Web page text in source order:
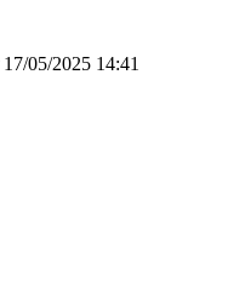
17/05/2025 14:41